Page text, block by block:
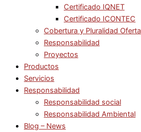
Certificado IQNET
Certificado ICONTEC
Cobertura y Pluralidad Oferta
Responsabilidad
Proyectos
Productos
Servicios
Responsabilidad
Responsabilidad social
Responsabilidad Ambiental
Blog – News